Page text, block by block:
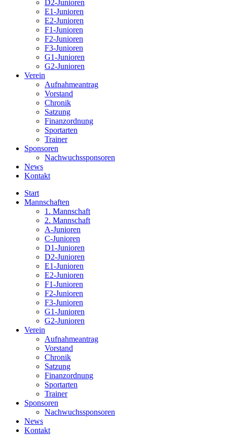
D2-Junioren
E1-Junioren
E2-Junioren
F1-Junioren
F2-Junioren
F3-Junioren
G1-Junioren
G2-Junioren
Verein
Aufnahmeantrag
Vorstand
Chronik
Satzung
Finanzordnung
Sportarten
Trainer
Sponsoren
Nachwuchssponsoren
News
Kontakt
Start
Mannschaften
1. Mannschaft
2. Mannschaft
A-Junioren
C-Junioren
D1-Junioren
D2-Junioren
E1-Junioren
E2-Junioren
F1-Junioren
F2-Junioren
F3-Junioren
G1-Junioren
G2-Junioren
Verein
Aufnahmeantrag
Vorstand
Chronik
Satzung
Finanzordnung
Sportarten
Trainer
Sponsoren
Nachwuchssponsoren
News
Kontakt